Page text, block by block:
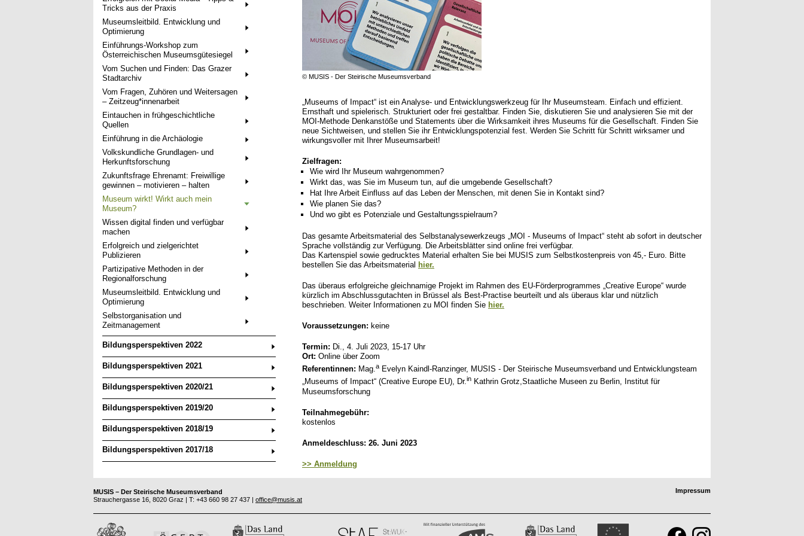
Tricks aus der Praxis
Museumsleitbild. Entwicklung und
Optimierung
Einführungs-Workshop zum
Österreichischen Museumsgütesiegel
Vom Suchen und Finden: Das Grazer
Stadtarchiv
Vom Fragen, Zuhören und Weitersagen
– Zeitzeug*innenarbeit
Eintauchen in frühgeschichtliche
Quellen
Einführung in die Archäologie
Volkskundliche Grundlagen- und
Herkunftsforschung
Zukunftsfrage Ehrenamt: Freiwillige
gewinnen – motivieren – halten
Museum wirkt! Wirkt auch mein
Museum?
Wissen digital finden und verfügbar
machen
Erfolgreich und zielgerichtet
Publizieren
Partizipative Methoden in der
Regionalforschung
Museumsleitbild. Entwicklung und
Optimierung
Selbstorganisation und
Zeitmanagement
Bildungsperspektiven 2022
Bildungsperspektiven 2021
Bildungsperspektiven 2020/21
Bildungsperspektiven 2019/20
Bildungsperspektiven 2018/19
Bildungsperspektiven 2017/18
© MUSIS - Der Steirische Museumsverband
„Museums of Impact“ ist ein Analyse- und Entwicklungswerkzeug für Ihr Museumsteam. Einfach und effizient.
Ernsthaft und spielerisch. Strukturiert oder frei gestaltbar. Finden Sie, diskutieren Sie und analysieren Sie mit der
MOI-Methode Denkanstöße und Statements über die Wirksamkeit ihres Museums für die Gesellschaft. Finden Sie
neue Sichtweisen, und stellen Sie ihr Entwicklungspotenzial fest. Werden Sie Schritt für Schritt wirksamer und
wirkungsvoller mit Ihrer Museumsarbeit!
Zielfragen:
Wie wird Ihr Museum wahrgenommen?
Wirkt das, was Sie im Museum tun, auf die umgebende Gesellschaft?
Hat Ihre Arbeit Einfluss auf das Leben der Menschen, mit denen Sie in Kontakt sind?
Wie planen Sie das?
Und wo gibt es Potenziale und Gestaltungsspielraum?
Das gesamte Arbeitsmaterial des Selbstanalysewerkzeugs „MOI - Museums of Impact“ steht ab sofort in deutscher
Sprache vollständig zur Verfügung. Die Arbeitsblätter sind online frei verfügbar.
Das Kartenspiel sowie gedrucktes Material erhalten Sie bei MUSIS zum Selbstkostenpreis von 45,- Euro. Bitte
bestellen Sie das Arbeitsmaterial hier.
Das überaus erfolgreiche gleichnamige Projekt im Rahmen des EU-Förderprogrammes „Creative Europe“ wurde
kürzlich im Abschlussgutachten in Brüssel als Best-Practise beurteilt und als überaus klar und nützlich
beschrieben. Weiter Informationen zu MOI finden Sie hier.
Voraussetzungen: keine
Termin: Di., 4. Juli 2023, 15-17 Uhr
Ort: Online über Zoom
Referentinnen: Mag.a Evelyn Kaindl-Ranzinger, MUSIS - Der Steirische Museumsverband und Entwicklungsteam
„Museums of Impact“ (Creative Europe EU), Dr.in Kathrin Grotz,Staatliche Museen zu Berlin, Institut für
Museumsforschung
Teilnahmegebühr:
kostenlos
Anmeldeschluss: 26. Juni 2023
>> Anmeldung
MUSIS – Der Steirische Museumsverband
Strauchergasse 16, 8020 Graz | T: +43 660 98 27 437 | office@musis.at
Impressum